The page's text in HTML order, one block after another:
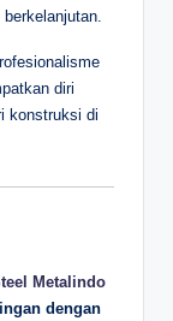
diri
konstruksi di
Metalindo
dengan